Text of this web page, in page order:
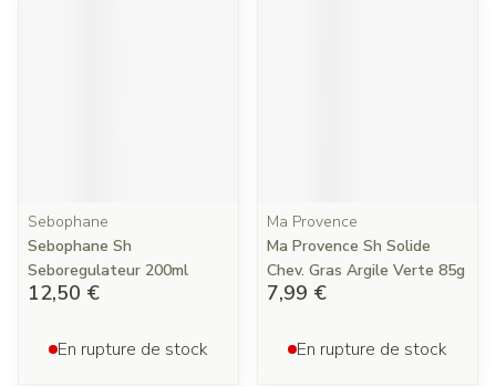
Sebophane
Sebophane Sh
Seboregulateur 200ml
12,50 €
En rupture de stock
Ma Provence
Ma Provence Sh Solide
Chev. Gras Argile Verte 85g
7,99 €
En rupture de stock